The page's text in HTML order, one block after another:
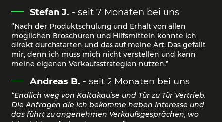
Stefan J. - seit 7 Monaten bei uns
“Nach der Produktschulung und Erhalt von allen
möglichen Broschüren und Hilfsmitteln konnte ich
direkt durchstarten und das auf meine Art. Das gefällt
mir, denn ich muss mich nicht verstellen und kann
meine eigenen Verkaufsstrategien nutzen.”
Andreas B. - seit 2 Monaten bei uns
“Endlich weg von Kaltakquise und Tür zu Tür Vertrieb.
Die Anfragen die ich bekomme haben Interesse und
das führt zu angenehmen Verkaufsgesprächen, wo